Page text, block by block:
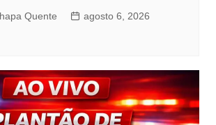
Quente
agosto 6, 2026